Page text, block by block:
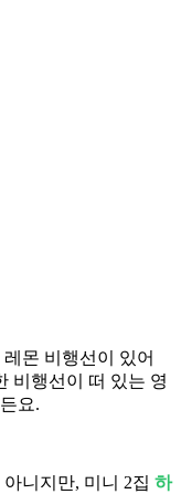
몬 비행선이 있어
비행선이 떠 있는 영
요.
니지만, 미니 2집 하